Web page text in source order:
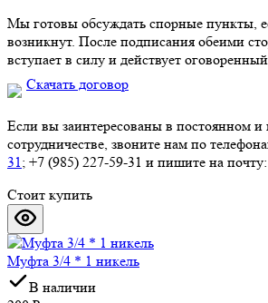
Мы готовы обсуждать спорные пункты,
возникнут. После подписания обеими
вступает в силу и действует
Скачать договор
Если вы заинтересованы в постоянном и
сотрудничестве, звоните нам по
31; +7 (985) 227-59-31 и пишите на почту:
Стоит купить
Муфта 3/4 * 1 никель
В наличии